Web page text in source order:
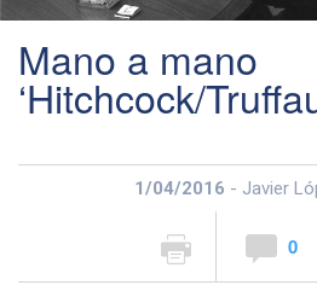
Mano a mano
‘Hitchcock/
1/04/2016 - Javier
0